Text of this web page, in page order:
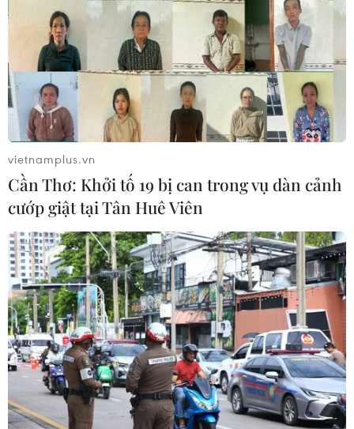
vietnamplus.vn
Cần Thơ: Khởi tố 19 bị can trong vụ dàn cảnh
cướp giật tại Tân Huê Viên